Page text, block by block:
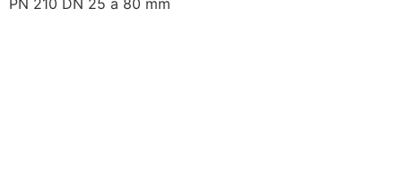
PN 210 DN 25 a 80 mm